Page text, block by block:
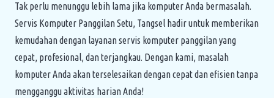
Tak perlu menunggu lebih lama jika komputer Anda bermasalah.
Servis Komputer Panggilan Setu, Tangsel hadir untuk memberikan
kemudahan dengan layanan servis komputer panggilan yang
cepat, profesional, dan terjangkau. Dengan kami, masalah
komputer Anda akan terselesaikan dengan cepat dan efisien tanpa
mengganggu aktivitas harian Anda!